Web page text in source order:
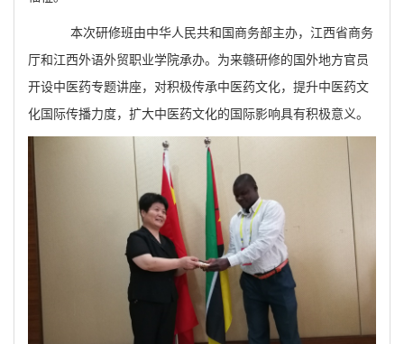
本次研修班由中华人民共和国商务部主办，江西省商务
厅和江西外语外贸职业学院承办。为来赣研修的国外地方官员
开设中医药专题讲座，对积极传承中医药文化，提升中医药文
化国际传播力度，扩大中医药文化的国际影响具有积极意义。